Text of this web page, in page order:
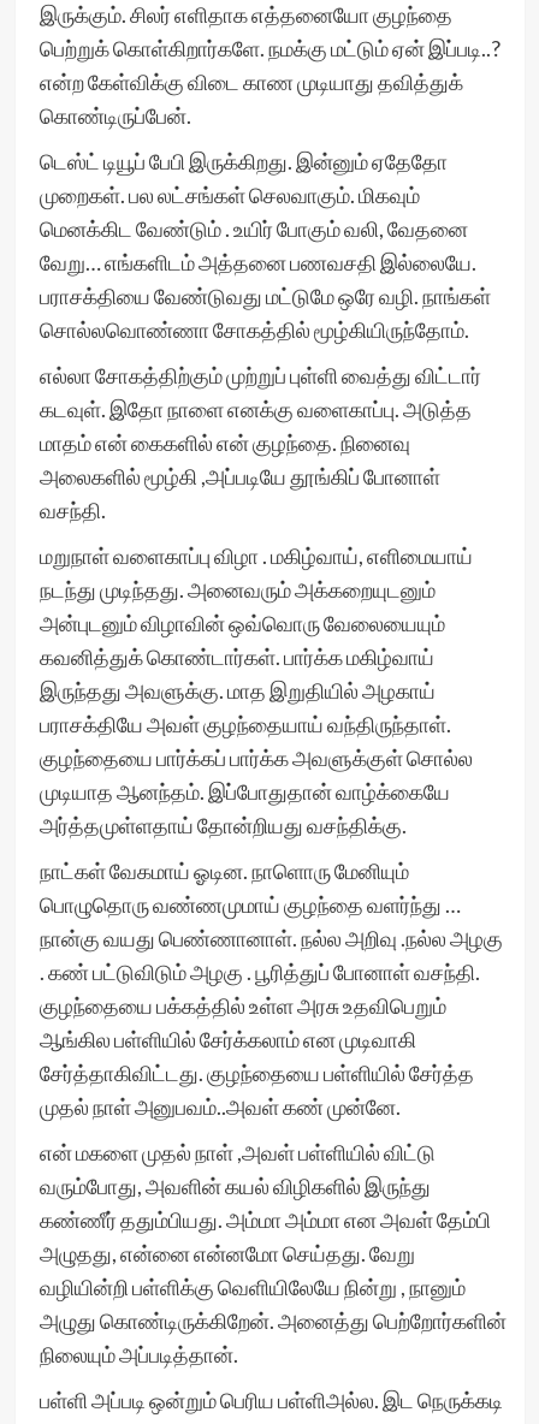
இருக்கும். சிலர் எளிதாக எத்தனையோ குழந்தை
பெற்றுக் கொள்கிறார்களே. நமக்கு மட்டும் ஏன் இப்படி..?
என்ற கேள்விக்கு விடை காண முடியாது தவித்துக்
கொண்டிருப்பேன்.
டெஸ்ட் டியூப் பேபி இருக்கிறது. இன்னும் ஏதேதோ
முறைகள். பல லட்சங்கள் செலவாகும். மிகவும்
மெனக்கிட வேண்டும் . உயிர் போகும் வலி, வேதனை
வேறு… எங்களிடம் அத்தனை பணவசதி இல்லையே.
பராசக்தியை வேண்டுவது மட்டுமே ஒரே வழி. நாங்கள்
சொல்லவொண்ணா சோகத்தில் மூழ்கியிருந்தோம்.
எல்லா சோகத்திற்கும் முற்றுப் புள்ளி வைத்து விட்டார்
கடவுள். இதோ நாளை எனக்கு வளைகாப்பு. அடுத்த
மாதம் என் கைகளில் என் குழந்தை. நினைவு
அலைகளில் மூழ்கி ,அப்படியே தூங்கிப் போனாள்
வசந்தி.
மறுநாள் வளைகாப்பு விழா . மகிழ்வாய், எளிமையாய்
நடந்து முடிந்தது. அனைவரும் அக்கறையுடனும்
அன்புடனும் விழாவின் ஒவ்வொரு வேலையையும்
கவனித்துக் கொண்டார்கள். பார்க்க மகிழ்வாய்
இருந்தது அவளுக்கு. மாத இறுதியில் அழகாய்
பராசக்தியே அவள் குழந்தையாய் வந்திருந்தாள்.
குழந்தையை பார்க்கப் பார்க்க அவளுக்குள் சொல்ல
முடியாத ஆனந்தம். இப்போதுதான் வாழ்க்கையே
அர்த்தமுள்ளதாய் தோன்றியது வசந்திக்கு.
நாட்கள் வேகமாய் ஓடின. நாளொரு மேனியும்
பொழுதொரு வண்ணமுமாய் குழந்தை வளர்ந்து …
நான்கு வயது பெண்ணானாள். நல்ல அறிவு .நல்ல அழகு
. கண் பட்டுவிடும் அழகு . பூரித்துப் போனாள் வசந்தி.
குழந்தையை பக்கத்தில் உள்ள அரசு உதவிபெறும்
ஆங்கில பள்ளியில் சேர்க்கலாம் என முடிவாகி
சேர்த்தாகிவிட்டது. குழந்தையை பள்ளியில் சேர்த்த
முதல் நாள் அனுபவம்..அவள் கண் முன்னே.
என் மகளை முதல் நாள் ,அவள் பள்ளியில் விட்டு
வரும்போது, அவளின் கயல் விழிகளில் இருந்து
கண்ணீர் ததும்பியது. அம்மா அம்மா என அவள் தேம்பி
அழுதது, என்னை என்னமோ செய்தது. வேறு
வழியின்றி பள்ளிக்கு வெளியிலேயே நின்று , நானும்
அழுது கொண்டிருக்கிறேன். அனைத்து பெற்றோர்களின்
நிலையும் அப்படித்தான்.
பள்ளி அப்படி ஒன்றும் பெரிய பள்ளிஅல்ல. இட நெருக்கடி